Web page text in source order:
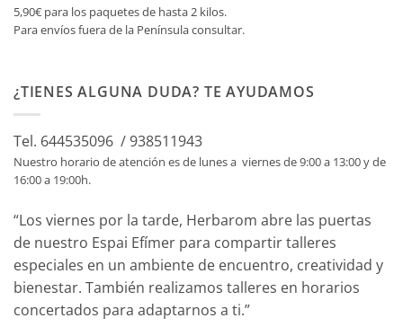
5,90€ para los paquetes de hasta 2 kilos.
Para envíos fuera de la Península consultar.
¿TIENES ALGUNA DUDA? TE AYUDAMOS
Tel. 644535096 / 938511943
Nuestro horario de atención es de lunes a viernes de 9:00 a 13:00 y de
16:00 a 19:00h.
“Los viernes por la tarde, Herbarom abre las puertas
de nuestro Espai Efímer para compartir talleres
especiales en un ambiente de encuentro, creatividad y
bienestar. También realizamos talleres en horarios
concertados para adaptarnos a ti.”